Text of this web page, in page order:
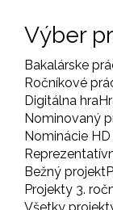
Výber
Bakalárske
Ročníkové
Digitálna hra
Nominovaný
Nominácie HD
Bežný projekt
Projekty 3.